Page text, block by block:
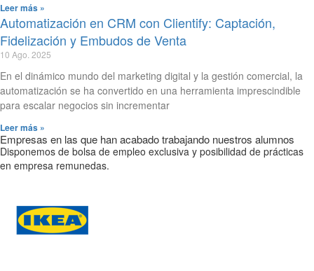
Leer más »
Automatización en CRM con Clientify: Captación,
Fidelización y Embudos de Venta
10 Ago. 2025
En el dinámico mundo del marketing digital y la gestión comercial, la
automatización se ha convertido en una herramienta imprescindible
para escalar negocios sin incrementar
Leer más »
Empresas en las que han acabado trabajando nuestros alumnos
Disponemos de bolsa de empleo exclusiva y posibilidad de prácticas
en empresa remunedas.